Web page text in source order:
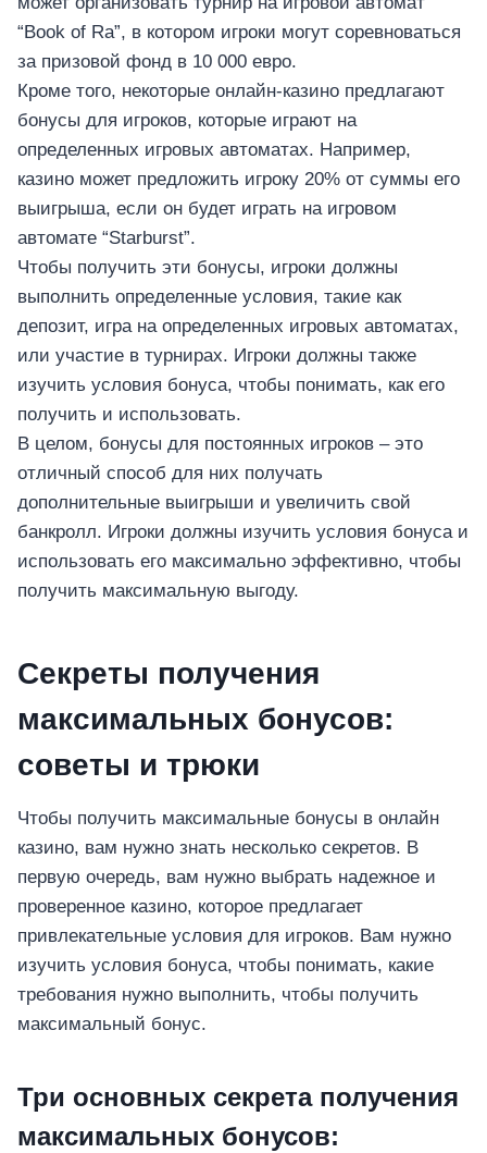
“Book of Ra”, в котором игроки могут соревноваться
за призовой фонд в 10 000 евро.
Кроме того, некоторые онлайн-казино предлагают
бонусы для игроков, которые играют на
определенных игровых автоматах. Например,
казино может предложить игроку 20% от суммы его
выигрыша, если он будет играть на игровом
автомате “Starburst”.
Чтобы получить эти бонусы, игроки должны
выполнить определенные условия, такие как
депозит, игра на определенных игровых автоматах,
или участие в турнирах. Игроки должны также
изучить условия бонуса, чтобы понимать, как его
получить и использовать.
В целом, бонусы для постоянных игроков – это
отличный способ для них получать
дополнительные выигрыши и увеличить свой
банкролл. Игроки должны изучить условия бонуса и
использовать его максимально эффективно, чтобы
получить максимальную выгоду.
Секреты получения
максимальных бонусов:
советы и трюки
Чтобы получить максимальные бонусы в онлайн
казино, вам нужно знать несколько секретов. В
первую очередь, вам нужно выбрать надежное и
проверенное казино, которое предлагает
привлекательные условия для игроков. Вам нужно
изучить условия бонуса, чтобы понимать, какие
требования нужно выполнить, чтобы получить
максимальный бонус.
Три основных секрета получения
максимальных бонусов: